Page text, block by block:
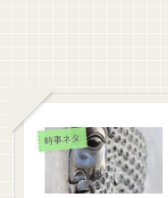
時事ネタ